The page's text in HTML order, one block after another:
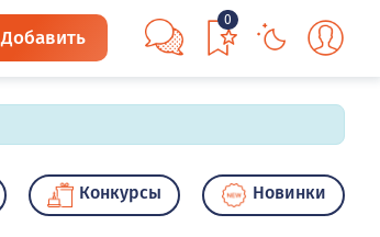
Добавить
0
Конкурсы Новинки